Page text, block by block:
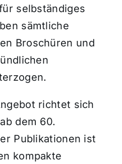
selbständiges
sämtliche
Broschüren und
richtet sich
dem 60.
Publikationen ist
kompakte